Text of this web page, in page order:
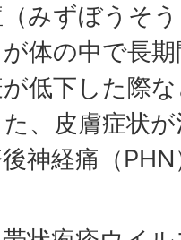
みずぼうそ
体の中で長
低下した際
、皮膚症状
神経痛（